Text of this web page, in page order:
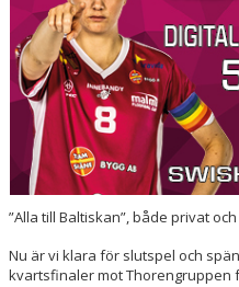
HALL OF FAME
”Alla till Baltiskan”, både privat
Nu är vi klara för slutspel och
kvartsfinaler mot Thorengruppen